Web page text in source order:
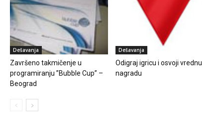
Dešavanja
Završeno takmičenje u
programiranju ”Bubble Cup” –
Beograd
Dešavanja
Odigraj igricu i osvoji vrednu
nagradu